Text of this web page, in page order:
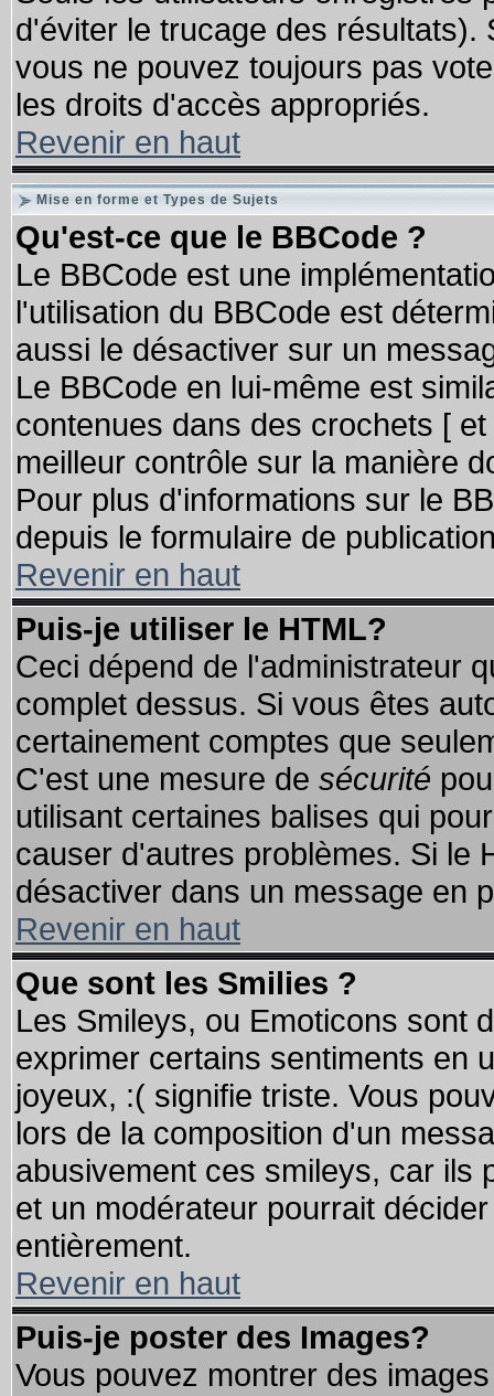
d'éviter le trucage des
vous ne pouvez toujours pas
les droits d'accès appropriés.
Revenir en haut
Mise en forme et Types de Sujets
Qu'est-ce que le BBCode ?
Le BBCode est une
l'utilisation du BBCode est
aussi le désactiver sur un
Le BBCode en lui-même est
contenues dans des crochets [
meilleur contrôle sur la manière
Pour plus d'informations sur le
depuis le formulaire de
Revenir en haut
Puis-je utiliser le HTML?
Ceci dépend de l'administrateur
complet dessus. Si vous êtes
certainement comptes que
C'est une mesure de sécurité
utilisant certaines balises qui
causer d'autres problèmes. Si le
désactiver dans un message en
Revenir en haut
Que sont les Smilies ?
Les Smileys, ou Emoticons sont
exprimer certains sentiments en
joyeux, :( signifie triste. Vous
lors de la composition d'un
abusivement ces smileys, car ils
et un modérateur pourrait
entièrement.
Revenir en haut
Puis-je poster des Images?
Vous pouvez montrer des